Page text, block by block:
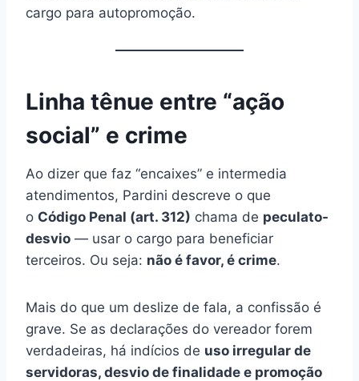
cargo para autopromoção.
Linha tênue entre “ação
social” e crime
Ao dizer que faz “encaixes” e intermedia
atendimentos, Pardini descreve o que
o Código Penal (art. 312) chama de peculato-
desvio — usar o cargo para beneficiar
terceiros. Ou seja: não é favor, é crime.
Mais do que um deslize de fala, a confissão é
grave. Se as declarações do vereador forem
verdadeiras, há indícios de uso irregular de
servidoras, desvio de finalidade e promoção